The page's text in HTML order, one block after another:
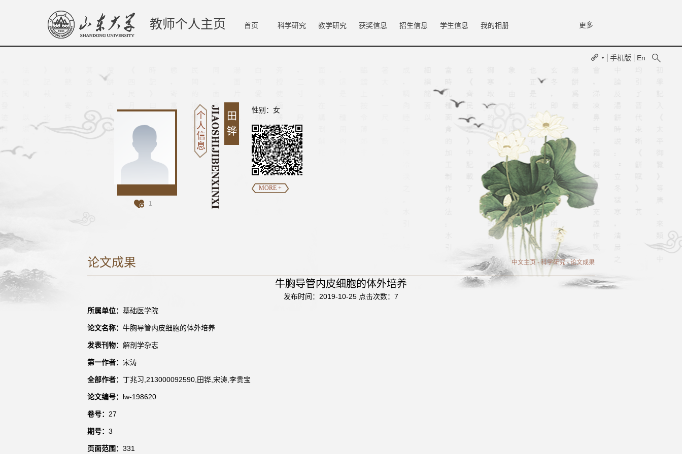
教师个人主页 首页 科学研究 教学研究 获奖信息 招生信息 学生信息 我的相册 更多
手机版 En
1
个
人
信
息
田
铧
性别：女
MORE +
论文成果 中文主页 -科学研究-论文成果
牛胸导管内皮细胞的体外培养
发布时间：2019-10-25 点击次数： 7
所属单位： 基础医学院
论文名称： 牛胸导管内皮细胞的体外培养
发表刊物： 解剖学杂志
第一作者： 宋涛
全部作者： 丁兆习,213000092590,田铧,宋涛,李贵宝
论文编号： lw-198620
卷号： 27
期号： 3
页面范围： 331